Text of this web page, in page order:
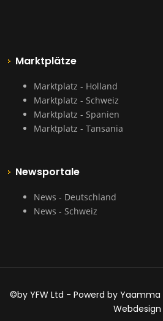
Marktplätze
Marktplatz - Holland
Marktplatz - Schweiz
Marktplatz - Spanien
Marktplatz - Tansania
Newsportale
News - Deutschland
News - Schweiz
©by YFW Ltd - Powerd by Yaamma
Webdesign